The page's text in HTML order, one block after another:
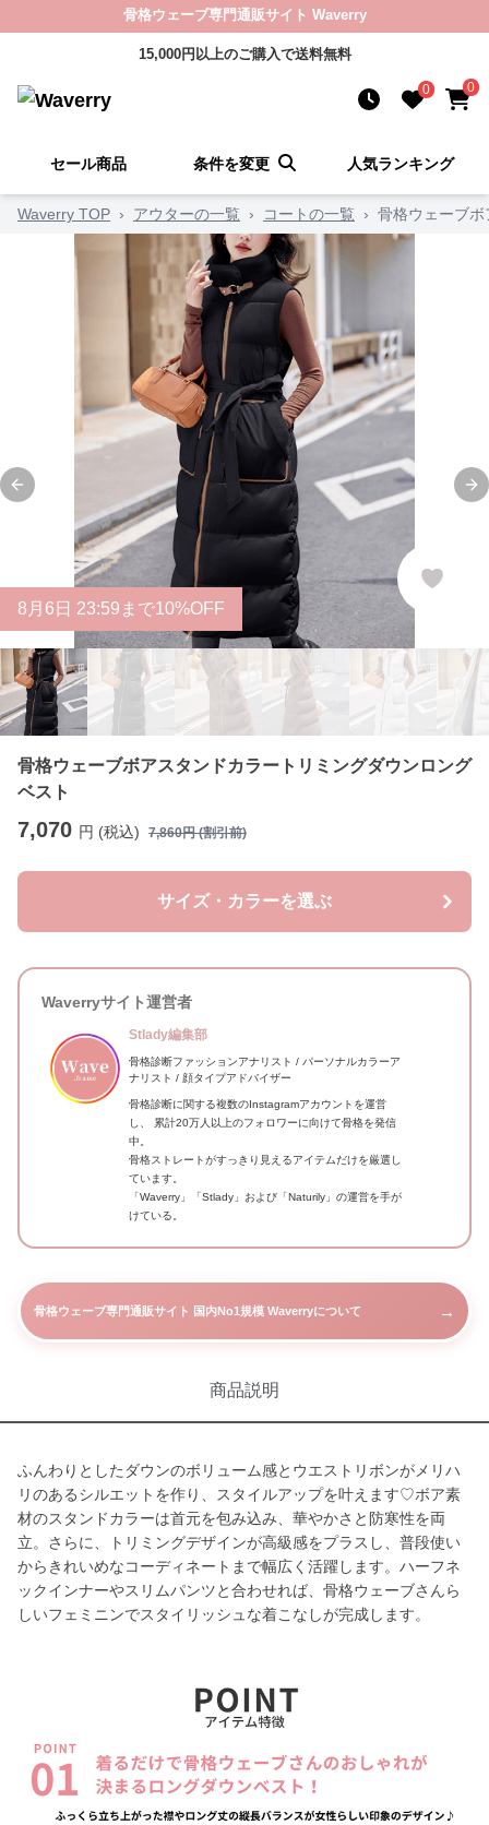
骨格ウェーブ専門通販サイト Waverry
15,000円以上のご購入で送料無料
0 0
セール商品 条件を変更 人気ランキング
Waverry TOP › アウターの一覧 › コートの一覧 › 骨格ウェーブ
Previous slide
8 月 6 日 23:59まで10%OFF
骨格ウェーブボアスタンドカラートリミングダウンロング
ベスト
7,070 円 (税込) 7,860円 (割引前)
サイズ・カラーを選ぶ
Waverryサイト運営者
Stlady編集部
骨格診断ファッションアナリスト / パーソナルカラーア
ナリスト / 顔タイプアドバイザー
骨格診断に関する複数のInstagramアカウントを運営
し、 累計20万人以上のフォロワーに向けて骨格を発信
中。
骨格ストレートがすっきり見えるアイテムだけを厳選し
ています。
「Waverry」「Stlady」および「Naturily」の運営を手が
けている。
骨格ウェーブ専門通販サイト 国内No1規模 Waverryについて →
商品説明
ふんわりとしたダウンのボリューム感とウエストリボンがメリハ
リのあるシルエットを作り、スタイルアップを叶えます♡ボア素
材のスタンドカラーは首元を包み込み、華やかさと防寒性を両
立。さらに、トリミングデザインが高級感をプラスし、普段使い
からきれいめなコーディネートまで幅広く活躍します。ハーフネ
ックインナーやスリムパンツと合わせれば、骨格ウェーブさんら
しいフェミニンでスタイリッシュな着こなしが完成します。